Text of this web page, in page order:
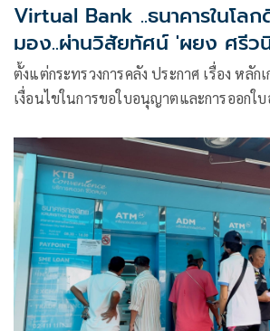
Virtual Bank ..ธนาคารในโล
มอง..ผ่านวิสัยทัศน์ 'ผยง ศรีว
ตั้งแต่กระทรวงการคลัง ประกาศ เรื่อง หลัก
เงื่อนไขในการขอใบอนุญาตและการออกใ
มีนาคม 2567 ..จากวันนั้นจนถึงวันนี้ ธนาค
ยังอยู่ระหว่างการพิจารณาคุณสมบัติ ศักยภ
ของผู้ขออนุญาต โดยคาดว่าจะสามารถปร
ช่วงกลางปี 2568 โดยผู้ที่ได้รับความเห็นชอ
พร้อมเพื่อให้สามารถเปิดดำเนินธุรกิจได้ภ
รัฐมนตรีให้ความเห็นชอบ